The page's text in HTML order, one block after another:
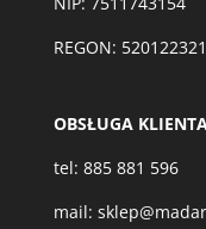
REGON: 520122321
OBSŁUGA
tel: 885 881 596
mail: